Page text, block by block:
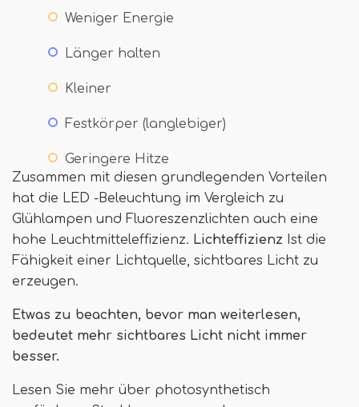
Weniger Energie
Länger halten
Kleiner
Festkörper (langlebiger)
Geringere Hitze
Zusammen mit diesen grundlegenden Vorteilen
hat die LED -Beleuchtung im Vergleich zu
Glühlampen und Fluoreszenzlichten auch eine
hohe Leuchtmitteleffizienz. Lichteffizienz Ist die
Fähigkeit einer Lichtquelle, sichtbares Licht zu
erzeugen.
Etwas zu beachten, bevor man weiterlesen,
bedeutet mehr sichtbares Licht nicht immer
besser.
Lesen Sie mehr über photosynthetisch